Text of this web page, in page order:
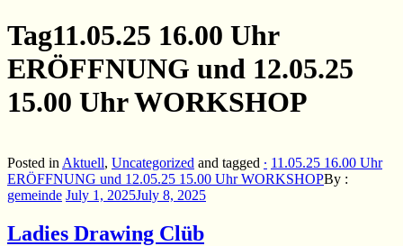
Tag11.05.25 16.00 Uhr
ERÖFFNUNG und 12.05.25
15.00 Uhr WORKSHOP
Posted in Aktuell, Uncategorized and tagged ∙ 11.05.25 16.00 Uhr
ERÖFFNUNG und 12.05.25 15.00 Uhr WORKSHOPBy :
gemeinde July 1, 2025July 8, 2025
Ladies Drawing Clüb